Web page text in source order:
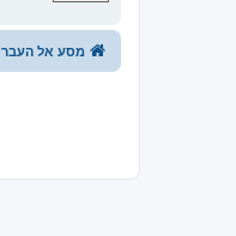
מסע אל העבר